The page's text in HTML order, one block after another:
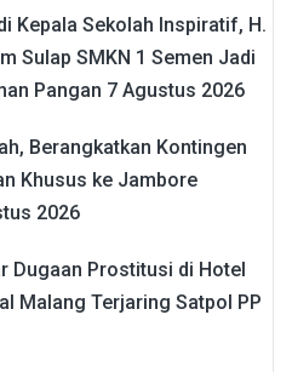
Kepala Sekolah Inspiratif, H.
Sulap SMKN 1 Semen Jadi
Pangan 7 Agustus 2026
Berangkatkan Kontingen
Khusus ke Jambore
2026
Dugaan Prostitusi di Hotel
Malang Terjaring Satpol PP